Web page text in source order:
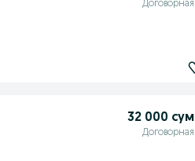
Договорная
32 000 сум
Договорная